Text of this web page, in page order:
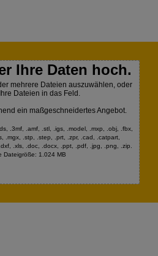
Ihre Daten hoch.
mehrere Dateien auszuwählen, oder
Dateien in das Feld.
ein maßgeschneidertes Angebot.
.3mf, .amf, .stl, .igs, .model, .mxp, .obj, .fbx,
.mgx, .stp, .step, .prt, .zpr, .cad, .catpart,
.xls, .doc, .docx, .ppt, .pdf, .jpg, .png, .zip.
Dateigröße: 1.024 MB